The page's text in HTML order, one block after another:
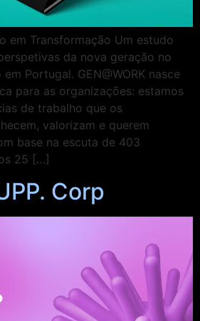
em Transformação Um estudo
da nova geração no
Portugal. GEN@WORK nasce
para as organizações: estamos
de trabalho que os
valorizam e querem
base na escuta de 403
25 […]
Corp